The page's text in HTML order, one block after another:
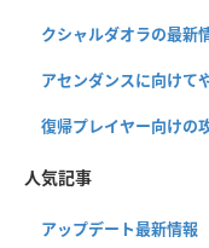
クシャルダオラの最新
アセンダンスに向けて
復帰プレイヤー向けの
人気記事
アップデート最新情報